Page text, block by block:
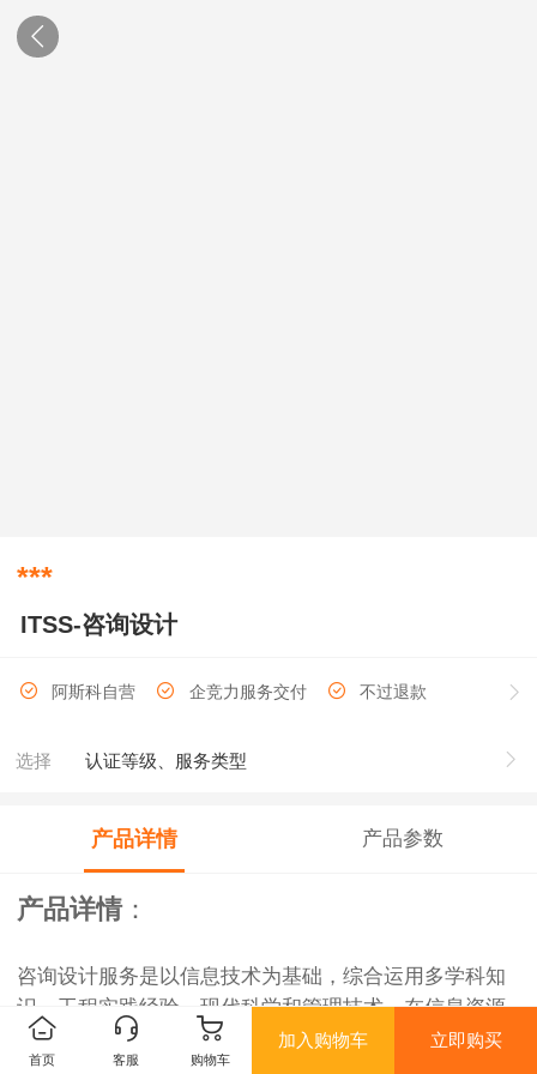
***
ITSS-咨询设计
阿斯科自营 企竞力服务交付 不过退款
选择 认证等级、服务类型
产品详情 产品参数
产品详情：
咨询设计服务是以信息技术为基础，综合运用多学科知
识、工程实践经验、现代科学和管理技术，在信息资源
开发利用、工程建设、人员培训、管理体系建设 、技术
首页 客服 购物车
加入购物车 立即购买